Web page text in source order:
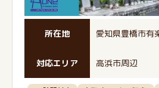
所在地 愛知県豊橋市有
対応エリア 高浜市周辺